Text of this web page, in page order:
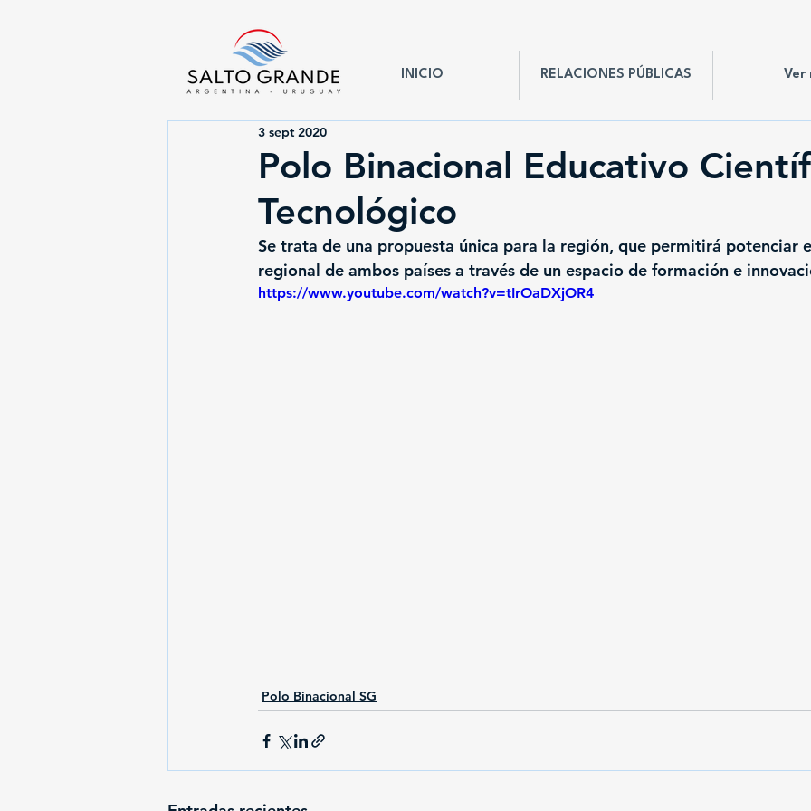
INICIO RELACIONES PÚBLICAS Ver
Polo Binacional Educativo
Tecnológico
3 sept 2020
Se trata de una propuesta única para la región, que permitirá potenciar
regional de ambos países a través de un espacio de formación e
https://www.youtube.com/watch?v=tIrOaDXjOR4
Polo Binacional SG